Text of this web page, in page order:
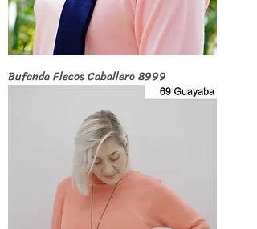
Bufanda Flecos Caballero 8999